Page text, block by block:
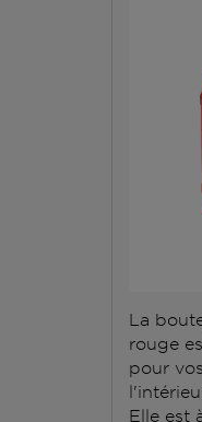
La
rouge
pour
Elle est